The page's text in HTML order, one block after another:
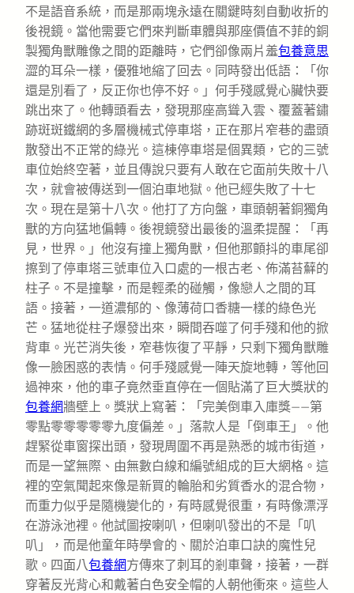
不是語音系統，而是那兩塊永遠在關鍵時刻自動收折的
後視鏡。當他需要它們來判斷車體與那座價值不菲的銅
製獨角獸雕像之間的距離時，它們卻像兩片羞包養意思
澀的耳朵一樣，優雅地縮了回去。同時發出低語：「你
還是別看了，反正你也停不好。」何手殘感覺心臟快要
跳出來了。他轉頭看去，發現那座高聳入雲、覆蓋著鏽
跡斑斑鐵網的多層機械式停車塔，正在那片窄巷的盡頭
散發出不正常的綠光。這棟停車塔是個異類，它的三號
車位始終空著，並且傳說只要有人敢在它面前失敗十八
次，就會被傳送到一個泊車地獄。他已經失敗了十七
次。現在是第十八次。他打了方向盤，車頭朝著銅獨角
獸的方向猛地偏轉。後視鏡發出最後的溫柔提醒：「再
見，世界。」他沒有撞上獨角獸，但他那顫抖的車尾卻
擦到了停車塔三號車位入口處的一根古老、佈滿苔蘚的
柱子。不是撞擊，而是輕柔的碰觸，像戀人之間的耳
語。接著，一道濃郁的、像薄荷口香糖一樣的綠色光
芒。猛地從柱子爆發出來，瞬間吞噬了何手殘和他的掀
背車。光芒消失後，窄巷恢復了平靜，只剩下獨角獸雕
像一臉困惑的表情。何手殘感覺一陣天旋地轉，等他回
過神來，他的車子竟然垂直停在一個貼滿了巨大獎狀的
包養網牆壁上。獎狀上寫著：「完美倒車入庫獎——第
零點零零零零零九度偏差。」落款人是「倒車王」。他
趕緊從車窗探出頭，發現周圍不再是熟悉的城市街道，
而是一望無際、由無數白線和編號組成的巨大網格。這
裡的空氣聞起來像是新買的輪胎和劣質香水的混合物，
而重力似乎是隨機變化的，有時感覺很重，有時像漂浮
在游泳池裡。他試圖按喇叭，但喇叭發出的不是「叭
叭」，而是他童年時學會的、關於泊車口訣的魔性兒
歌。四面八包養網方傳來了刺耳的剎車聲，接著，一群
穿著反光背心和戴著白色安全帽的人朝他衝來。這些人